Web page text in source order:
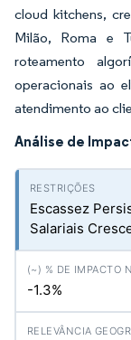
cloud kitchens,
Milão, Roma e
roteamento
operacionais ao
atendimento ao
Análise de
Escassez
Salariais
-1.3%